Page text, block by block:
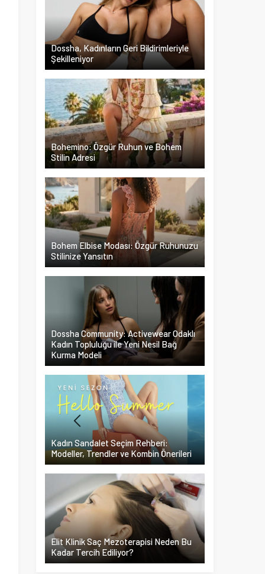
Dossha, Kadınların Geri Bildirimleriyle
Şekilleniyor
Bohemino: Özgür Ruhun ve Bohem
Stilin Adresi
Bohem Elbise Modası: Özgür Ruhunuzu
Stilinize Yansıtın
Dossha Community: Activewear Odaklı
Kadın Topluluğu ile Yeni Nesil Bağ
Kurma Modeli
Kadın Sandalet Seçim Rehberi:
Modeller, Trendler ve Kombin Önerileri
Elit Klinik Saç Mezoterapisi Neden Bu
Kadar Tercih Ediliyor?